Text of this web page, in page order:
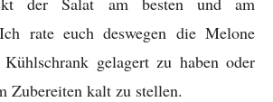
rate euch deswegen die Melone
gelagert zu haben oder
Zubereiten kalt zu stellen.